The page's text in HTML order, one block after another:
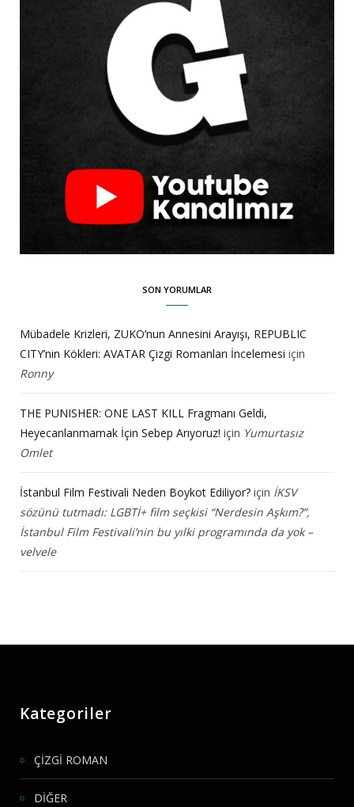
SON YORUMLAR
Mübadele Krizleri, ZUKO’nun Annesini Arayışı, REPUBLIC
CITY’nin Kökleri: AVATAR Çizgi Romanları İncelemesi için
Ronny
THE PUNISHER: ONE LAST KILL Fragmanı Geldi,
Heyecanlanmamak İçin Sebep Arıyoruz! için Yumurtasız
Omlet
İstanbul Film Festivali Neden Boykot Ediliyor? için İKSV
sözünü tutmadı: LGBTİ+ film seçkisi “Nerdesin Aşkım?”,
İstanbul Film Festivali’nin bu yılki programında da yok –
velvele
Kategoriler
ÇİZGİ ROMAN
DİĞER